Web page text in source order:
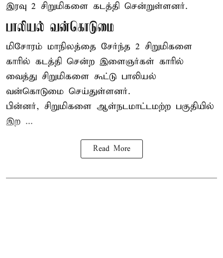
இரவு 2 சிறுமிகளை கடத்தி சென்றுள்ளனர்.
பாலியல் வன்கொடுமை
மிசோரம் மாநிலத்தை சேர்ந்த 2 சிறுமிகளை
காரில் கடத்தி சென்ற இளைஞர்கள் காரில்
வைத்து சிறுமிகளை கூட்டு பாலியல்
வன்கொடுமை செய்துள்ளனர்.
பின்னர், சிறுமிகளை ஆள்நடமாட்டமற்ற பகுதியில்
இற ...
Read More